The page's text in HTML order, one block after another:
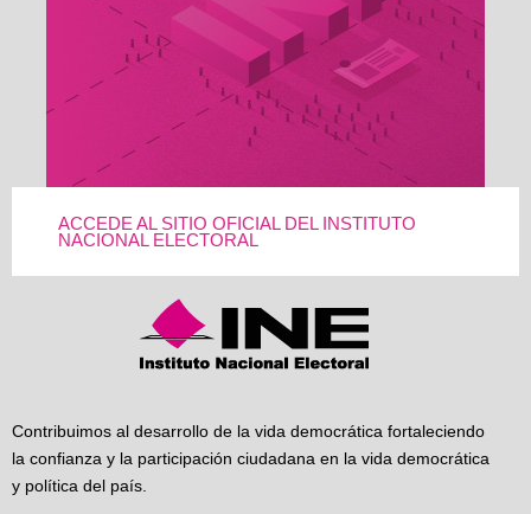
ACCEDE AL SITIO OFICIAL DEL INSTITUTO
NACIONAL ELECTORAL
Contribuimos al desarrollo de la vida democrática fortaleciendo
la confianza y la participación ciudadana en la vida democrática
y política del país.